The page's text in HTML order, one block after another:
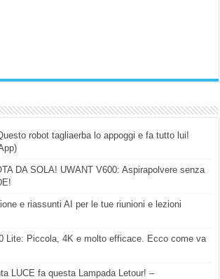
robot tagliaerba lo appoggi e fa tutto lui!
DA SOLA! UWANT V600: Aspirapolvere senza
e riassunti AI per le tue riunioni e lezioni
Lite: Piccola, 4K e molto efficace. Ecco come va
LUCE fa questa Lampada Letour! –